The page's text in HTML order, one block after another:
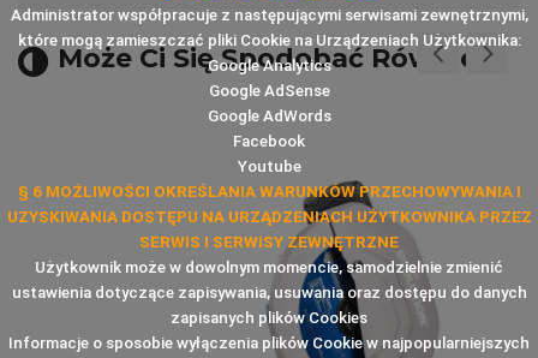
Może Ci Się Spodobać Również
Administrator współpracuje z następującymi serwisami zewnętrznymi,
które mogą zamieszczać pliki Cookie na Urządzeniach Użytkownika:
Google Analytics
Google AdSense
Google AdWords
Facebook
Youtube
§ 6 MOŻLIWOŚCI OKREŚLANIA WARUNKÓW PRZECHOWYWANIA I
UZYSKIWANIA DOSTĘPU NA URZĄDZENIACH UŻYTKOWNIKA PRZEZ
SERWIS I SERWISY ZEWNĘTRZNE
Użytkownik może w dowolnym momencie, samodzielnie zmienić
ustawienia dotyczące zapisywania, usuwania oraz dostępu do danych
zapisanych plików Cookies
Informacje o sposobie wyłączenia plików Cookie w najpopularniejszych